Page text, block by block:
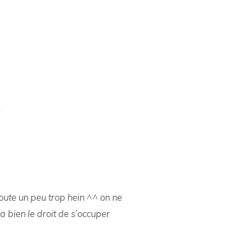
un peu trop hein ^^ on ne
bien le droit de s’occuper